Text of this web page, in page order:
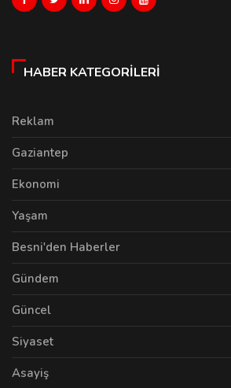
HABER KATEGORILERI
Reklam
Gaziantep
Ekonomi
Yaşam
Besni'den Haberler
Gündem
Güncel
Siyaset
Asayiş